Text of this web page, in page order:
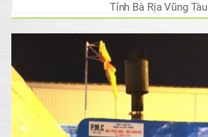
Tỉnh Bà Rịa Vũng Tàu